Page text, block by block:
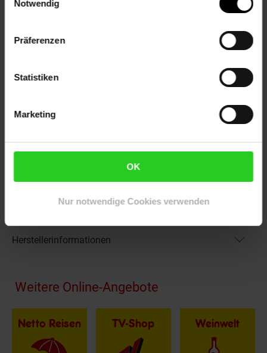
Notwendig
Präferenzen
Statistiken
Marketing
OK
Nur notwendige Cookies verwenden
Bestäuber: Insekten
Lebenszeit: Mehrjährig
Artikelnummer: 2798730000
Artikel gehört zur Kategorie:Pflanzen
Versandinformationen
Herstellerinformationen
Fußzeile
Weitere Online-Angebote
Netto Reisen TV-Shop Weinwelt